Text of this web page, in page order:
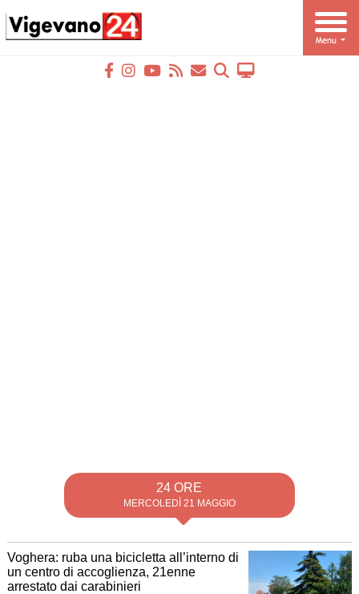
24 ORE
MERCOLEDÌ 21 MAGGIO
Voghera: ruba una bicicletta all’interno di
un centro di accoglienza, 21enne
arrestato dai carabinieri